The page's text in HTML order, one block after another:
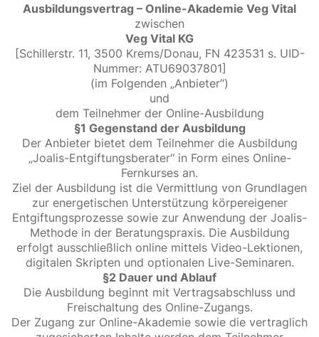
Ausbildungsvertrag – Online-Akademie Veg Vital
zwischen
Veg Vital KG
[Schillerstr. 11, 3500 Krems/Donau, FN 423531 s. UID-
Nummer: ATU69037801]
(im Folgenden „Anbieter“)
und
dem Teilnehmer der Online-Ausbildung
§1 Gegenstand der Ausbildung
Der Anbieter bietet dem Teilnehmer die Ausbildung
„Joalis-Entgiftungsberater“ in Form eines Online-
Fernkurses an.
Ziel der Ausbildung ist die Vermittlung von Grundlagen
zur energetischen Unterstützung körpereigener
Entgiftungsprozesse sowie zur Anwendung der Joalis-
Methode in der Beratungspraxis. Die Ausbildung
erfolgt ausschließlich online mittels Video-Lektionen,
digitalen Skripten und optionalen Live-Seminaren.
§2 Dauer und Ablauf
Die Ausbildung beginnt mit Vertragsabschluss und
Freischaltung des Online-Zugangs.
Der Zugang zur Online-Akademie sowie die vertraglich